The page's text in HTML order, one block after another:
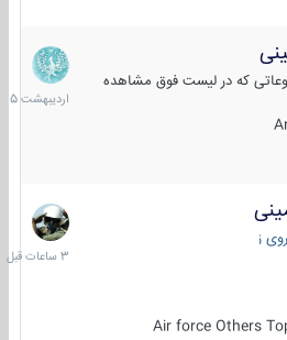
که در لیست فوق مشاهده
27
1405
زمینی
Air force Others
3
ساعات
قبل